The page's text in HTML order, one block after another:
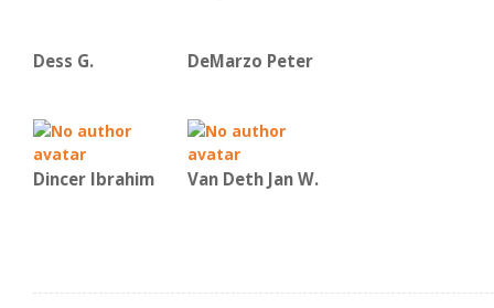
Dess G. DeMarzo Peter
Dincer Ibrahim Van Deth Jan W.